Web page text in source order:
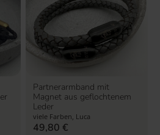
Partnerarmband mit
Magnet aus geflochtenem
Leder
viele Farben, Luca
49,80€